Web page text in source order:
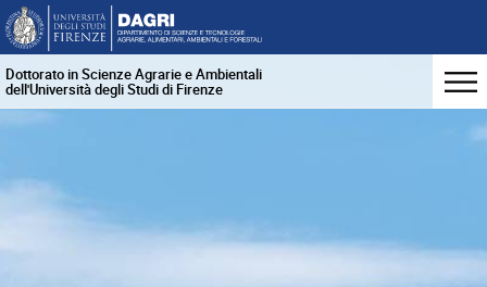
Dottorato in Scienze Agrarie e Ambientali
dell'Università degli Studi di Firenze